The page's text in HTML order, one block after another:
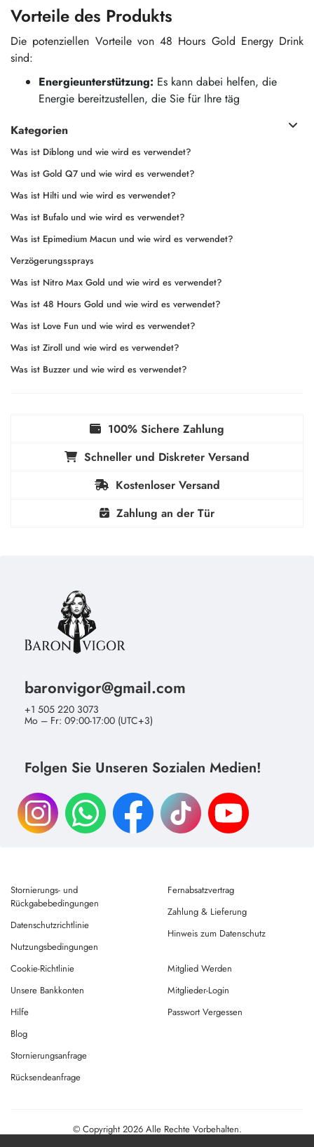
Vorteile des Produkts
Die potenziellen Vorteile von 48 Hours Gold Energy Drink
sind:
Energieunterstützung: Es kann dabei helfen, die
Energie bereitzustellen, die Sie für Ihre täg
Kategorien
Was ist Diblong und wie wird es verwendet?
Was ist Gold Q7 und wie wird es verwendet?
Was ist Hilti und wie wird es verwendet?
Was ist Bufalo und wie wird es verwendet?
Was ist Epimedium Macun und wie wird es verwendet?
Verzögerungssprays
Was ist Nitro Max Gold und wie wird es verwendet?
Was ist 48 Hours Gold und wie wird es verwendet?
Was ist Love Fun und wie wird es verwendet?
Was ist Ziroll und wie wird es verwendet?
Was ist Buzzer und wie wird es verwendet?
100% Sichere Zahlung
Schneller und Diskreter Versand
Kostenloser Versand
Zahlung an der Tür
baronvigor@gmail.com
+1 505 220 3073
Mo – Fr: 09:00-17:00 (UTC+3)
Folgen Sie Unseren Sozialen Medien!
Stornierungs- und
Rückgabebedingungen
Datenschutzrichtlinie
Nutzungsbedingungen
Fernabsatzvertrag
Zahlung & Lieferung
Hinweis zum Datenschutz
Cookie-Richtlinie
Unsere Bankkonten
Hilfe
Mitglied Werden
Mitglieder-Login
Passwort Vergessen
Blog
Stornierungsanfrage
Rücksendeanfrage
© Copyright 2026 Alle Rechte Vorbehalten.